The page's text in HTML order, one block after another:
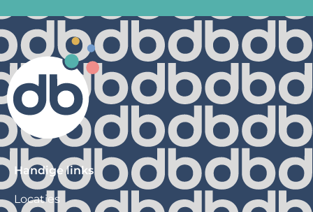
Handige links
Locaties